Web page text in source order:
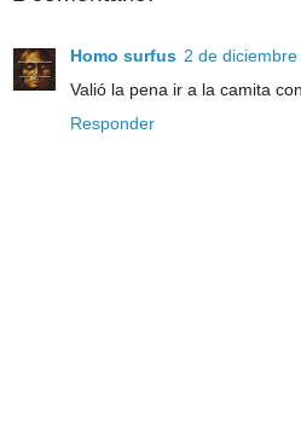
Homo surfus 2 de diciembre
Valió la pena ir a la camita
Responder